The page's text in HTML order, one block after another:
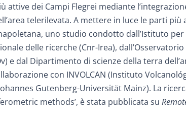
attive dei Campi Flegrei mediante
telerilevata. A mettere in luce le parti
uno studio condotto dall’Istituto
delle ricerche (Cnr-Irea),
e dal Dipartimento di scienze della terra
con INVOLCAN (Instituto
Gutenberg-Universität Mainz). La
methods’, è stata pubblicata su